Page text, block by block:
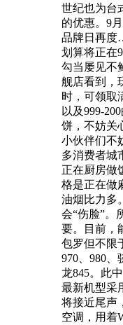
世纪也为台
的优惠。9
品牌日再度
划算将正在
勾当屡见不
舰店看到，
时，可领取
以及999-
饼，不妨关
小伙伴们不
多消费者城
正在厨房做
格是正在做
油烟比力多
会“伤脸”。
要。目前，
包罗但不限
970、980、
龙845。此
最新机型采
将接近尾声
空调，用着